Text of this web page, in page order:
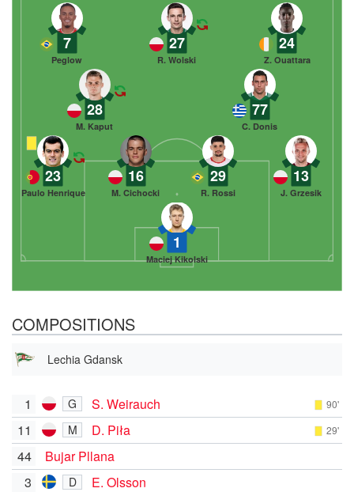
1
Maciej Kikolski
23
Paulo Henrique
16
M. Cichocki
29
R. Rossi
13
J. Grzesik
28
M. Kaput
77
C. Donis
7
Peglow
27
R. Wolski
24
Z. Ouattara
COMPOSITIONS
Lechia Gdansk
1 G S. Weirauch 90'
11 M D. Piła 29'
44
Bujar Pllana
3
D
E. Olsson